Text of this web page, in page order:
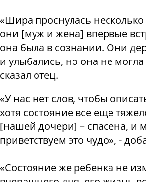
«Шира проснулась
они [муж и жена] впервые
она была в сознании. Они
и улыбались, но она не могла
сказал отец.
«У нас нет слов, чтобы
хотя состояние все еще
[нашей дочери] – спасена, и
приветствуем это чудо», -
«Состояние же ребенка не